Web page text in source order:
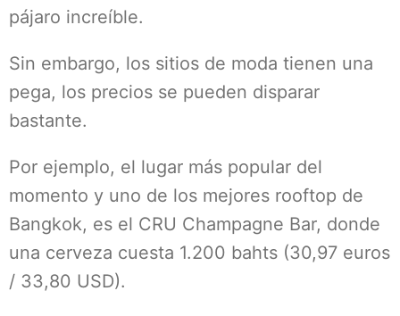
pájaro increíble.
Sin embargo, los sitios de moda tienen una
pega, los precios se pueden disparar
bastante.
Por ejemplo, el lugar más popular del
momento y uno de los mejores rooftop de
Bangkok, es el CRU Champagne Bar, donde
una cerveza cuesta 1.200 bahts (30,97 euros
/ 33,80 USD).